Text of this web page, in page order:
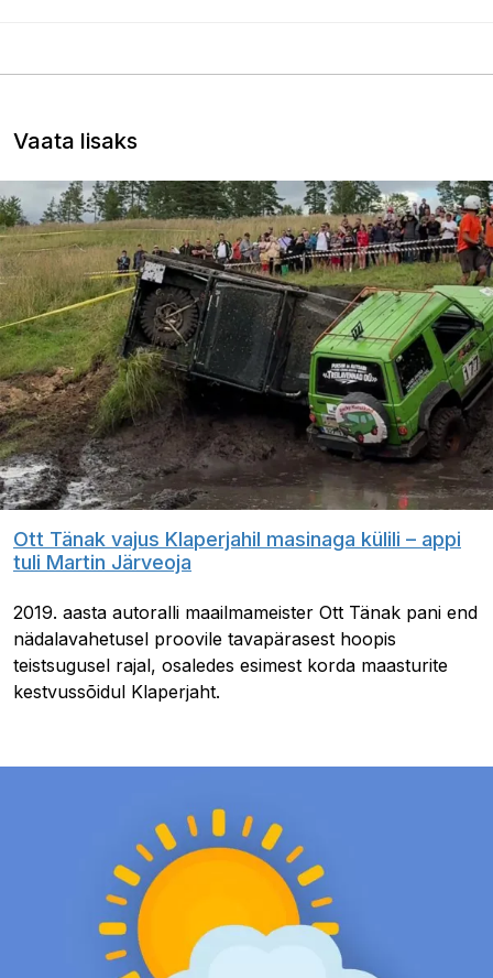
Vaata lisaks
Ott Tänak vajus Klaperjahil masinaga külili – appi
tuli Martin Järveoja
2019. aasta autoralli maailmameister Ott Tänak pani end
nädalavahetusel proovile tavapärasest hoopis
teistsugusel rajal, osaledes esimest korda maasturite
kestvussõidul Klaperjaht.